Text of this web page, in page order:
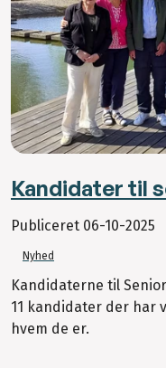
Kandidater til
Publiceret 06-10-2025
Nyhed
Kandidaterne til
11 kandidater der har
hvem de er.